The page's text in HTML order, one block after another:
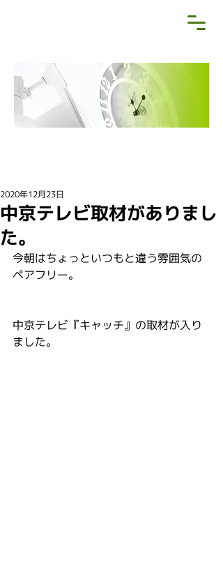
中京テレビ取材がありまし
た。
2020年12月23日
今朝はちょっといつもと違う雰囲気の
ペアフリー。
中京テレビ『キャッチ』の取材が入り
ました。